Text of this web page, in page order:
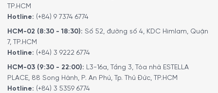
Bảng điều khiển
đọc, ngay cả trong điều kiện ánh sáng yếu.
Bảng điều khiển nút bấm
TP.HCM
Hotline: (+84) 9 7374 6774
HCM-02 (8:30 - 18:30): Số 52, đường số 4, KDC Himlam, Quận
7, TP.HCM
Hotline: (+84) 3 9222 6774
HCM-03 (9:30 - 22:00): L3-16a, Tầng 3, Tòa nhà ESTELLA
PLACE, 88 Song Hành, P. An Phú, Tp. Thủ Đức, TP.HCM
Hotline: (+84) 3 5359 6774